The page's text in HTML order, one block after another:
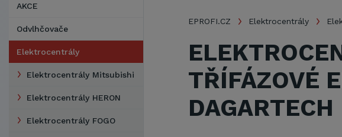
AKCE
Odvlhčovače
Elektrocentrály
Elektrocentrály Mitsubishi
Elektrocentrály HERON
Elektrocentrály FOGO
EPROFI.CZ Elektrocentrály
TŘÍFÁZOVÉ
DAGARTECH